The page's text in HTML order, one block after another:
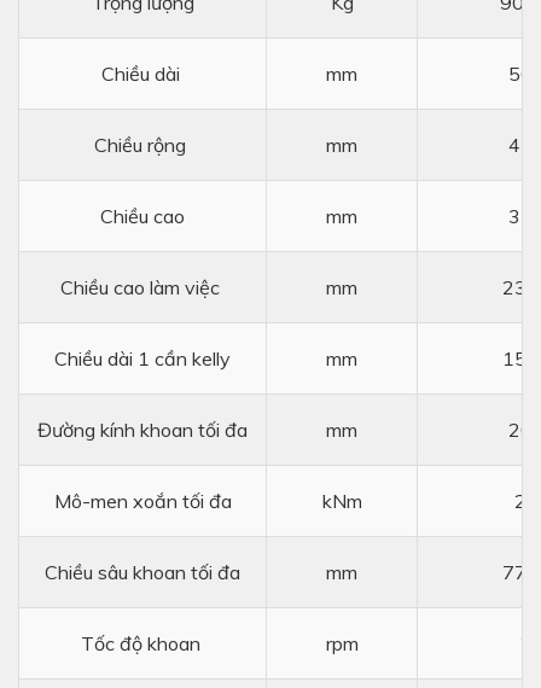
Chiều dài mm
Chiều rộng mm
Chiều cao mm
Chiều cao làm việc mm
Chiều dài 1 cần kelly mm
Đường kính khoan tối đa mm
Mô-men xoắn tối đa kNm
Chiều sâu khoan tối đa mm
Tốc độ khoan rpm